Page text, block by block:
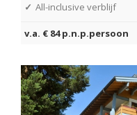
✓ All-inclusive verblijf
v.a. € 84 p.n.p.persoon